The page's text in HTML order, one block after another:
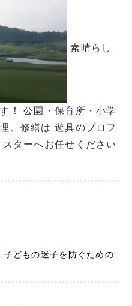
どもの迷子を防ぐための
素晴らし
！ 公園・保育所・小学
、修繕は 遊具のプロフ
ターへお任せください